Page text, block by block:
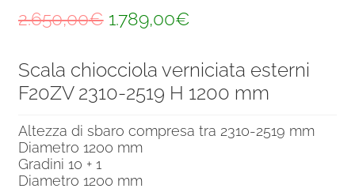
2.650,00€ Il
originale
era:
2.650,00€.
1.789,00€Il
attuale
è:
1.789,00€.
Scala chiocciola verniciata esterni
F20ZV 2310-2519 H 1200 mm
Altezza di sbaro compresa tra 2310-2519 mm
Diametro 1200 mm
Gradini 10 + 1
Diametro 1200 mm